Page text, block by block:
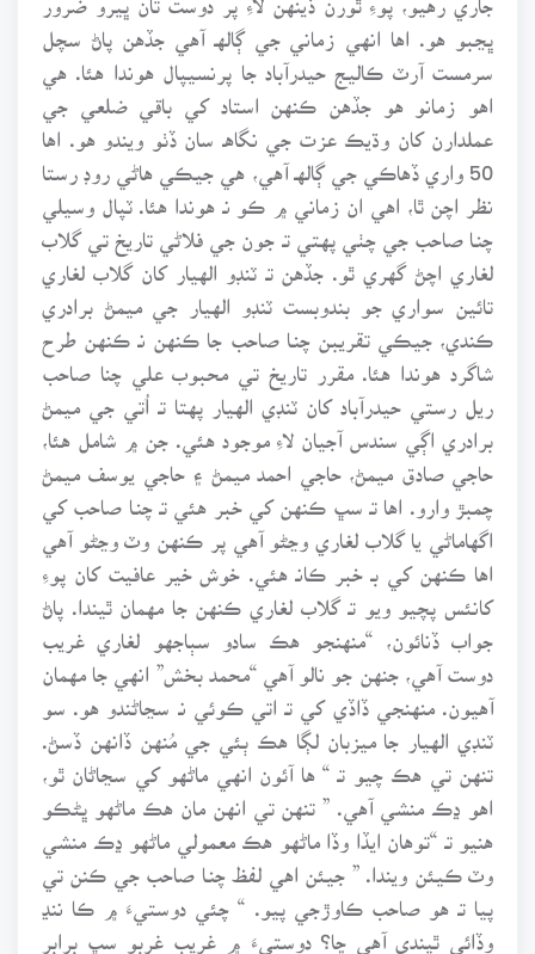
ڀڃبو هو. اها انهي زماني جي ڳالهـ آهي جڏهن پاڻ سچل
سرمست آرٽ ڪاليج حيدرآباد جا پرنسيپال هوندا هئا. هي
اهو زمانو هو جڏهن ڪنهن استاد کي باقي ضلعي جي
عملدارن کان وڌيڪ عزت جي نگاهـ سان ڏٺو ويندو هو. اها
50 واري ڏهاڪي جي ڳالهـ آهي، هي جيڪي هاڻي روڊ رستا
نظر اچن ٿا، اهي ان زماني ۾ ڪو نـ هوندا هئا. ٽپال وسيلي
چنـا صاحب جي چٺي پهتي تـ جون جي فلاڻي تاريخ تي گلاب
لغاري اچڻ گهري ٿو. جڏهن تـ ٽنڊو الهيار کان گلاب لغاري
تائين سواري جو بندوبست ٽنڊو الهيار جي ميمڻ برادري
ڪندي، جيڪي تقريبن چنـا صاحب جا ڪنهن نـ ڪنهن طرح
شاگرد هوندا هئا. مقرر تاريخ تي محبوب علي چنا صاحب
ريل رستي حيدرآباد کان ٽنڊي الهيار پهتا تـ اُتي جي ميمڻ
برادري اڳي سندس آجيان لاءِ موجود هئي. جن ۾ شامل هئا،
حاجي صادق ميمڻ، حاجي احمد ميمڻ ۽ حاجي يوسف ميمڻ
چمبڙ وارو. اها تـ سڀ ڪنهن کي خبر هئي تـ چنـا صاحب کي
اگهاماڻي يا گلاب لغاري وڃڻو آهي پر ڪنهن وٽ وڃڻو آهي
اها ڪنهن کي بـ خبر ڪانـ هئي. خوش خير عافيت کان پوءِ
کانئس پچيو ويو تـ گلاب لغاري ڪنهن جا مهمان ٿيندا. پاڻ
جواب ڏنائون، “منهنجو هڪ سادو سٻاجهو لغاري غريب
دوست آهي، جنهن جو نالو آهي “محمد بخش” انهي جا مهمان
آهيون. منهنجي ڏاڏي کي تـ اتي ڪوئي نـ سڃاڻندو هو. سو
ٽنڊي الهيار جا ميزبان لڳا هڪ ٻئي جي مُنهن ڏانهن ڏسڻ.
تنهن تي هڪ چيو تـ “ ها آئون انهي ماڻهو کي سڃاڻان ٿو،
اهو ڍڪ منشي آهي. ” تنهن تي انهن مان هڪ ماڻهو ڀڻڪو
هنيو تـ “توهان ايڏا وڏا ماڻهو هڪ معمولي ماڻهو ڍڪ منشي
وٽ ڪيئن ويندا. ” جيئن اهي لفظ چنـا صاحب جي ڪنن تي
پيا تـ هو صاحب ڪاوڙجي پيو. “ چئي دوستيءَ ۾ ڪا ننڍ
وڏائي ٿيندي آهي ڇا؟ دوستيءَ ۾ غريب غربو سڀ برابر